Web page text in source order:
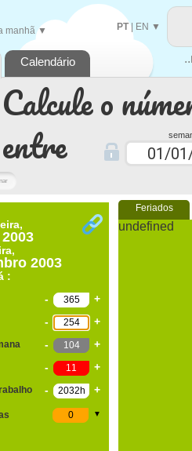
Calcule o
entre
2003
:
- +
- +
- +
- +
- +
▼
Feriados
undefined
PT| EN ▼
manhã ▼
Calendário